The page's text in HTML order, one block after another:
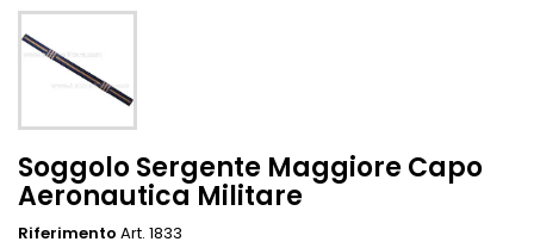
Soggolo Sergente Maggiore Capo
Aeronautica Militare
Riferimento Art. 1833